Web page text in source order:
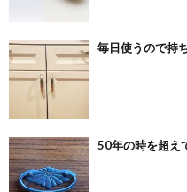
毎日使うので持
50年の時を超え